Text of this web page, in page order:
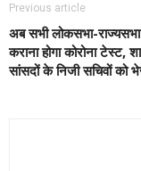
Previous article
अब सभी लोकसभा-
कराना होगा कोरोना टेस्ट,
सांसदों के निजी सचिवों को